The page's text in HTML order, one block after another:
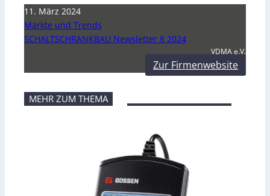
11. März 2024
Märkte und Trends
SCHALTSCHRANKBAU Newsletter 8 2024
VDMA e.V.
Zur Firmenwebsite
MEHR ZUM THEMA